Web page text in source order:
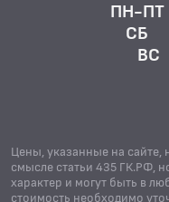
ПН-ПТ
СБ
ВС
Цены, указанные на сайте,
смысле статьи 435 ГК.РФ,
характер и могут быть в
стоимость необходимо